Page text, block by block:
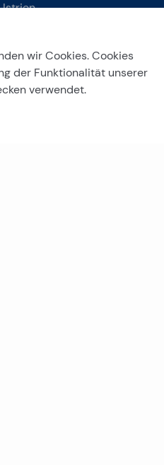
Istrien
Opatijawir Cookies. Cookies
der Funktionalität unserer
verwendet.